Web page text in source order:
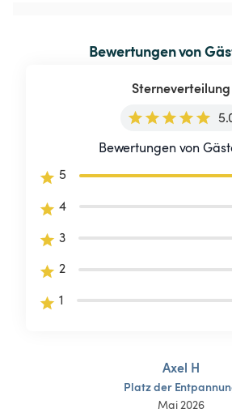
Bewertungen von
Sterneverteilung
Bewertungen von
5
4
3
2
1
Axel H
Platzder
Mai 2026